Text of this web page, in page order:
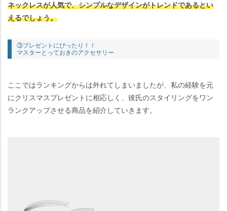
ネックレスが人気で、シンプルなデザインがトレンドであるとい
えるでしょう。
③プレゼントにぴったり！！
マスターとっておきのアクセサリー
ここではランキングからは外れてしまいましたが、私の経験を元
にクリスマスプレゼントに相応しく、彼氏のスタイリングをワン
ランクアップさせる商品を紹介していきます。